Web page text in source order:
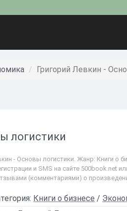
Григорий Левкин -
логистики
- Основы логистики. Жанр: Книги о
и SMS на сайте 500book.net
(комментариями) о
Книги о бизнесе /